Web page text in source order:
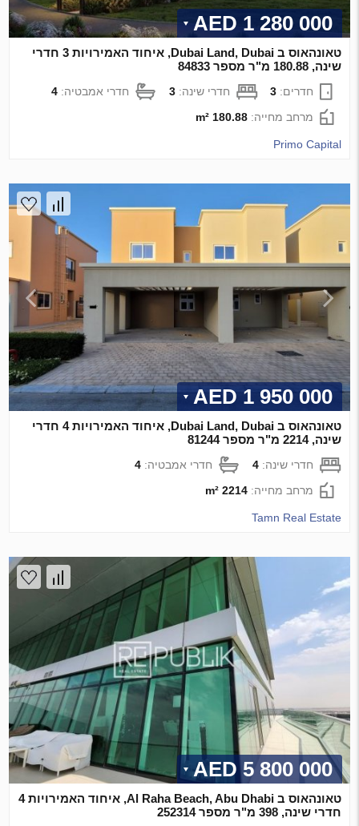
1 280 000 AED
טאונהאוס ב Dubai Land, Dubai, איחוד האמירויות 3 חדרי
שינה, 180.88 מ"ר מספר 84833
חדרים:3 חדרי שינה:3 חדרי אמבטיה:4
מרחב מחייה:180.88 m²
Primo Capital
1 950 000 AED
טאונהאוס ב Dubai Land, Dubai, איחוד האמירויות 4 חדרי
שינה, 2214 מ"ר מספר 81244
חדרי שינה:4 חדרי אמבטיה:4
מרחב מחייה:2214 m²
Tamn Real Estate
5 800 000 AED
טאונהאוס ב Al Raha Beach, Abu Dhabi, איחוד האמירויות 4
חדרי שינה, 398 מ"ר מספר 252314